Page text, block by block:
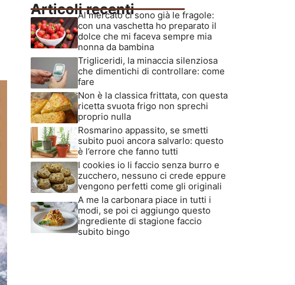
Articoli recenti
Al mercato ci sono già le fragole:
con una vaschetta ho preparato il
dolce che mi faceva sempre mia
nonna da bambina
Trigliceridi, la minaccia silenziosa
che dimentichi di controllare: come
fare
Non è la classica frittata, con questa
ricetta svuota frigo non sprechi
proprio nulla
Rosmarino appassito, se smetti
subito puoi ancora salvarlo: questo
è l’errore che fanno tutti
I cookies io li faccio senza burro e
zucchero, nessuno ci crede eppure
vengono perfetti come gli originali
A me la carbonara piace in tutti i
modi, se poi ci aggiungo questo
ingrediente di stagione faccio
subito bingo